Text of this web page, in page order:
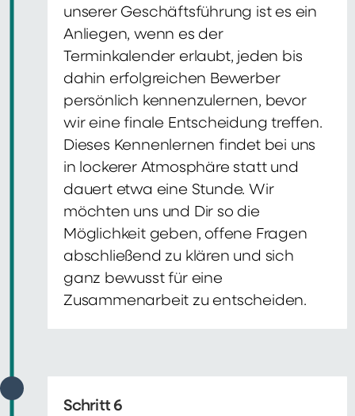
unserer Geschäftsführung ist es ein
Anliegen, wenn es der
Terminkalender erlaubt, jeden bis
dahin erfolgreichen Bewerber
persönlich kennenzulernen, bevor
wir eine finale Entscheidung treffen.
Dieses Kennenlernen findet bei uns
in lockerer Atmosphäre statt und
dauert etwa eine Stunde. Wir
möchten uns und Dir so die
Möglichkeit geben, offene Fragen
abschließend zu klären und sich
ganz bewusst für eine
Zusammenarbeit zu entscheiden.
Schritt 6